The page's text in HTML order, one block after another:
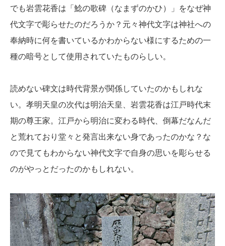
でも岩雲花香は「鯰の歌碑（なまずのかひ）」をなぜ神
代文字で彫らせたのだろうか？元々神代文字は神社への
奉納時に何を書いているかわからない様にするための一
種の暗号として使用されていたものらしい。
読めない碑文は時代背景が関係していたのかもしれな
い。孝明天皇の次代は明治天皇、岩雲花香は江戸時代末
期の尊王家。江戸から明治に変わる時代、倒幕だなんだ
と荒れており堂々と発言出来ない身であったのかな？な
ので見てもわからない神代文字で自身の思いを彫らせる
のがやっとだったのかもしれない。